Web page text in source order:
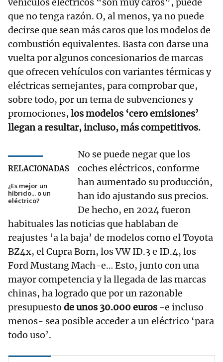
vehículos eléctricos “son muy caros”, puede
que no tenga razón. O, al menos, ya no puede
decirse que sean más caros que los modelos de
combustión equivalentes. Basta con darse una
vuelta por algunos concesionarios de marcas
que ofrecen vehículos con variantes térmicas y
eléctricas semejantes, para comprobar que,
sobre todo, por un tema de subvenciones y
promociones, los modelos ‘cero emisiones’
llegan a resultar, incluso, más competitivos.
RELACIONADAS
¿Es mejor un
híbrido... o un
eléctrico?
No se puede negar que los
coches eléctricos, conforme
han aumentado su producción,
han ido ajustando sus precios.
De hecho, en 2024 fueron
habituales las noticias que hablaban de
reajustes ‘a la baja’ de modelos como el Toyota
BZ4x, el Cupra Born, los VW ID.3 e ID.4, los
Ford Mustang Mach-e… Esto, junto con una
mayor competencia y la llegada de las marcas
chinas, ha logrado que por un razonable
presupuesto de unos 30.000 euros -e incluso
menos- sea posible acceder a un eléctrico ‘para
todo uso’.